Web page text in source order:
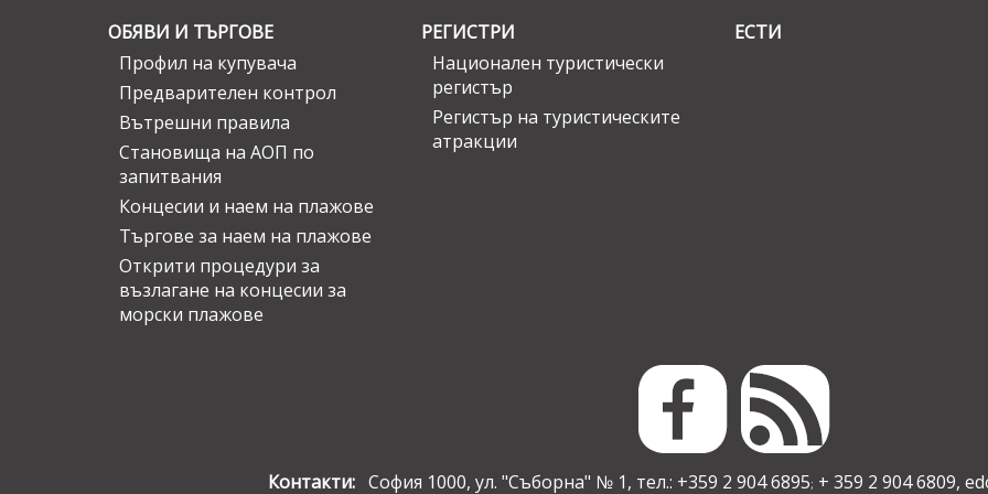
ОБЯВИ И ТЪРГОВЕ
Профил на купувача
Предварителен контрол
Вътрешни правила
Становища на АОП по
запитвания
Концесии и наем на плажове
Търгове за наем на плажове
Открити процедури за
възлагане на концесии за
морски плажове
РЕГИСТРИ
Национален туристически
регистър
Регистър на туристическите
атракции
ЕСТИ
Контакти:София 1000, ул. "Съборна" № 1, тел.: +359 2 904 6895; + 359 2 904 6809,